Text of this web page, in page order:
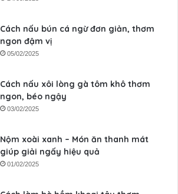
Cách nấu bún cá ngừ đơn giản, thơm
ngon đậm vị
05/02/2025
Cách nấu xôi lòng gà tôm khô thơm
ngon, béo ngậy
03/02/2025
Nộm xoài xanh – Món ăn thanh mát
giúp giải ngấy hiệu quả
01/02/2025